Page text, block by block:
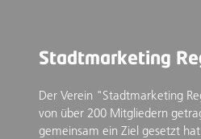
Stadtmarketing
Der Verein "Stadtmarketing
von über 200 Mitgliedern
gemeinsam ein Ziel gesetzt